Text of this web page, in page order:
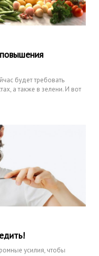
будет требовать
а также в зелени. И вот
усилия, чтобы